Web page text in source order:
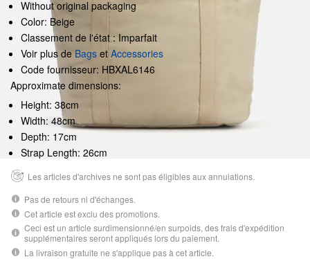
Without original packaging
Color: Beige
Classement de l'état : Imparfait
Voir plus de Bags et Accessories
Code fournisseur: HBXAL6146
Approximate dimensions:
Height: 38cm
Width: 48cm
Depth: 17cm
Strap Length: 26cm
Les articles d'archives ne sont pas éligibles aux annulations.
Pas de retours ni d'échanges.
Cet article est exclu des promotions.
Ceci est un article surdimensionné/en surpoids, des frais d'expédition
supplémentaires seront appliqués lors du paiement.
La livraison gratuite ne s'applique pas à cet article.